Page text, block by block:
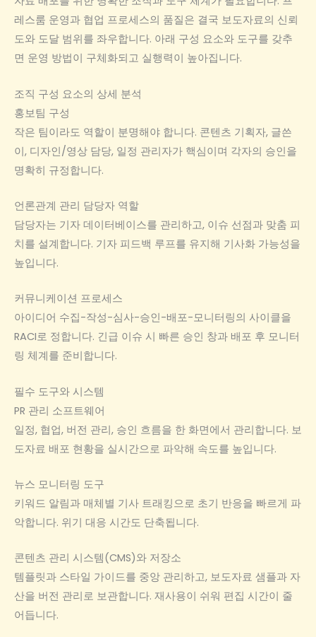
레스룸 운영과 협업 프로세스의 품질은 결국 보도자료의 신뢰
도와 도달 범위를 좌우합니다. 아래 구성 요소와 도구를 갖추
면 운영 방법이 구체화되고 실행력이 높아집니다.
조직 구성 요소의 상세 분석
홍보팀 구성
작은 팀이라도 역할이 분명해야 합니다. 콘텐츠 기획자, 글쓴
이, 디자인/영상 담당, 일정 관리자가 핵심이며 각자의 승인을
명확히 규정합니다.
언론관계 관리 담당자 역할
담당자는 기자 데이터베이스를 관리하고, 이슈 선점과 맞춤 피
치를 설계합니다. 기자 피드백 루프를 유지해 기사화 가능성을
높입니다.
커뮤니케이션 프로세스
아이디어 수집-작성-심사-승인-배포-모니터링의 사이클을
RACI로 정합니다. 긴급 이슈 시 빠른 승인 창과 배포 후 모니터
링 체계를 준비합니다.
필수 도구와 시스템
PR 관리 소프트웨어
일정, 협업, 버전 관리, 승인 흐름을 한 화면에서 관리합니다. 보
도자료 배포 현황을 실시간으로 파악해 속도를 높입니다.
뉴스 모니터링 도구
키워드 알림과 매체별 기사 트래킹으로 초기 반응을 빠르게 파
악합니다. 위기 대응 시간도 단축됩니다.
콘텐츠 관리 시스템(CMS)와 저장소
템플릿과 스타일 가이드를 중앙 관리하고, 보도자료 샘플과 자
산을 버전 관리로 보관합니다. 재사용이 쉬워 편집 시간이 줄
어듭니다.